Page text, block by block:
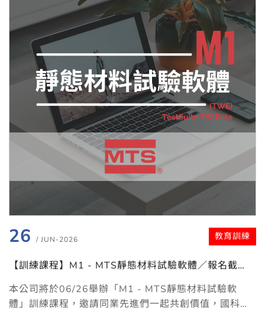
26 / JUN-2026 教育訓練
【訓練課程】M1 - MTS靜態材料試驗軟體／報名截
本公司將於06/26舉辦「M1 - MTS靜態材料試驗軟
體」訓練課程，邀請同業先進們一起共創價值，國科企